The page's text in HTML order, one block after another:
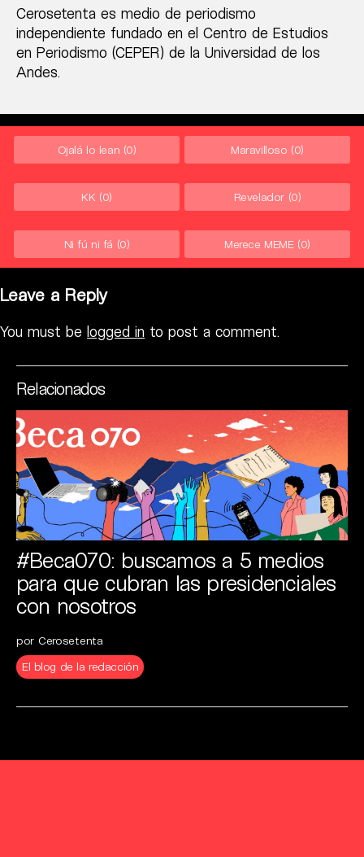
Cerosetenta es medio de periodismo
independiente fundado en el Centro de Estudios
en Periodismo (CEPER) de la Universidad de los
Andes.
Ojalá lo lean (0) Maravilloso (0)
KK (0) Revelador (0)
Ni fú ni fá (0) Merece MEME (0)
Leave a Reply
You must be logged in to post a comment.
Relacionados
#Beca070: buscamos a 5 medios
para que cubran las presidenciales
con nosotros
por Cerosetenta
El blog de la redacción